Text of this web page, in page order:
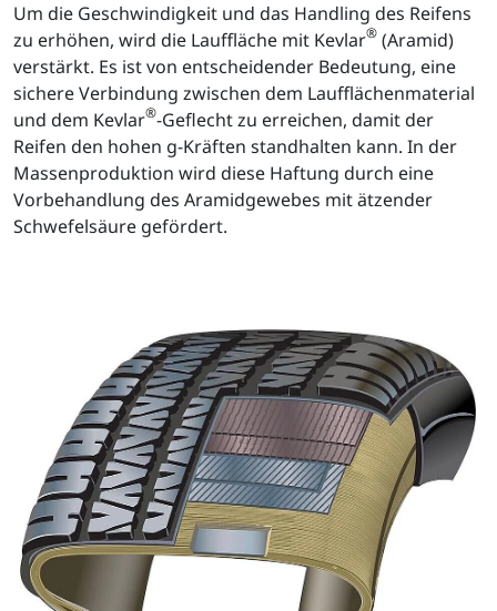
Um die Geschwindigkeit und das Handling des Reifens
zu erhöhen, wird die Lauffläche mit Kevlar® (Aramid)
verstärkt. Es ist von entscheidender Bedeutung, eine
sichere Verbindung zwischen dem Laufflächenmaterial
und dem Kevlar®-Geflecht zu erreichen, damit der
Reifen den hohen g-Kräften standhalten kann. In der
Massenproduktion wird diese Haftung durch eine
Vorbehandlung des Aramidgewebes mit ätzender
Schwefelsäure gefördert.